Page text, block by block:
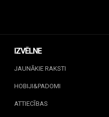
IZVĒLNE
JAUNĀKIE RAKSTI
HOBIJI&PADOMI
ATTIECĪBAS